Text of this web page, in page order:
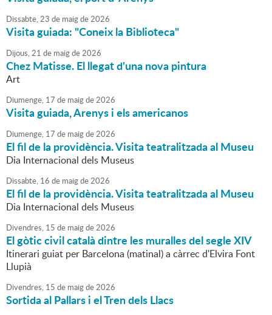
Dissabte,23 de maigde2026
Visita guiada: "Coneix la Biblioteca"
Dijous,21 de maigde2026
Chez Matisse. El llegat d'una nova pintura
Art
Diumenge, 17 de maigde2026
Visita guiada, Arenys i els americanos
Diumenge, 17 de maigde2026
El fil de la providència. Visita teatralitzada al Museu
Dia Internacional dels Museus
Dissabte, 16 de maigde2026
El fil de la providència. Visita teatralitzada al Museu
Dia Internacional dels Museus
Divendres, 15 de maigde2026
El gòtic civil català dintre les muralles del segle XIV
Itinerari guiat per Barcelona (matinal) a càrrec d'Elvira Font
Llupià
Divendres, 15 de maigde2026
Sortida al Pallars i el Tren dels Llacs